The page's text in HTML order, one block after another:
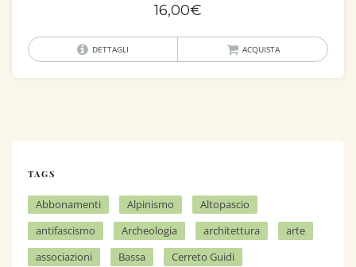
16,00€
DETTAGLI ACQUISTA
TAGS
Abbonamenti Alpinismo
Altopascio
antifascismo
Archeologia architettura
arte
associazioni
Bassa
Cerreto Guidi